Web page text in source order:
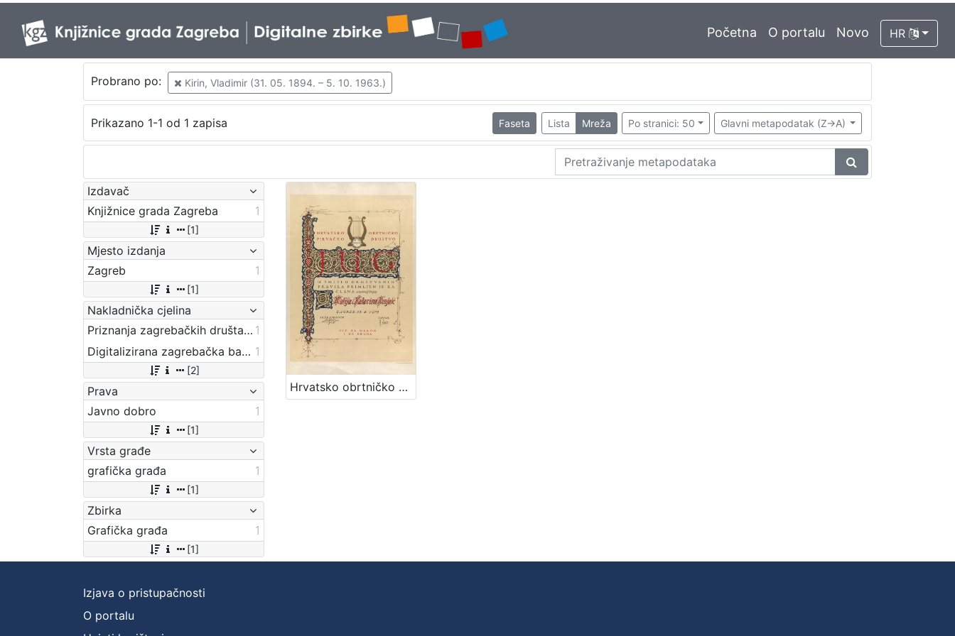
Početna O portalu Novo HR
Probrano po: Kirin, Vladimir (31. 05. 1894. – 5. 10. 1963.)
Prikazano 1-1 od 1 zapisa Faseta Lista Mreža Po stranici: 50 Glavni metapodatak (Z->A)
Izdavač
Knjižnice grada Zagreba
1
[1]
Mjesto izdanja
Zagreb
1
[1]
Nakladnička cjelina
Priznanja zagrebačkih društava 1
Digitalizirana zagrebačka baština 1
[2]
Prava
Javno dobro
1
[1]
Vrsta građe
grafička građa
1
[1]
Zbirka
Grafička građa
1
[1]
Hrvatsko obrtničko pjevačko društvo Jug : [povelja] / [ilustrator] V. Kirin
Izjava o pristupačnosti
O portalu